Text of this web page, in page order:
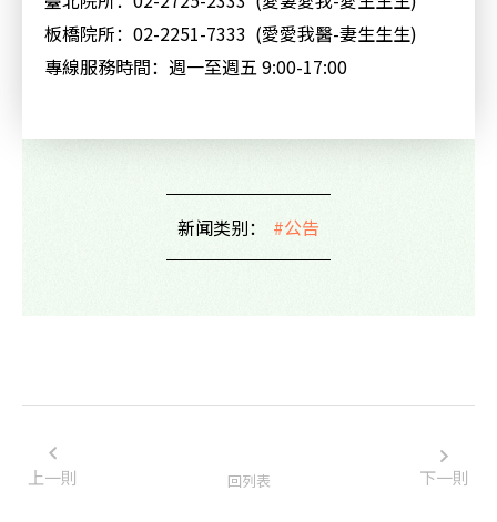
板橋院所：02-2251-7333 (愛愛我醫-妻生生生)
專線服務時間：週一至週五 9:00-17:00
新闻类别： #公告
上一則 回列表 下一則